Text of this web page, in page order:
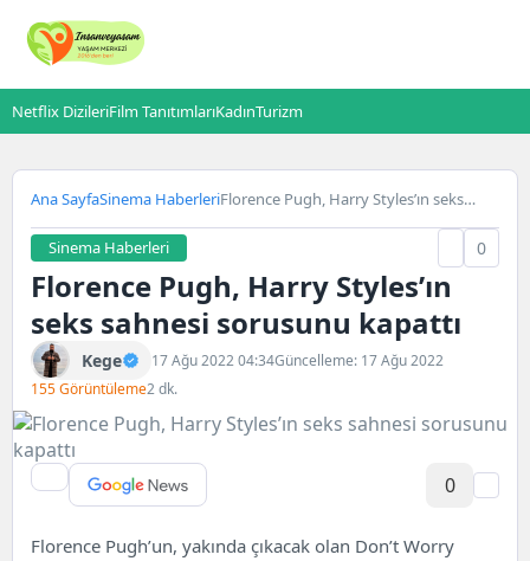
Netflix DizileriFilm TanıtımlarıKadınTurizm
Ana SayfaSinema HaberleriFlorence Pugh, Harry Styles’ın seks
Sinema Haberleri
0
Florence Pugh, Harry Styles’ın
seks sahnesi sorusunu kapattı
Kege 17 Ağu 2022 04:34Güncelleme: 17 Ağu 2022
155 Görüntüleme2 dk.
0
Florence Pugh’un, yakında çıkacak olan Don’t Worry